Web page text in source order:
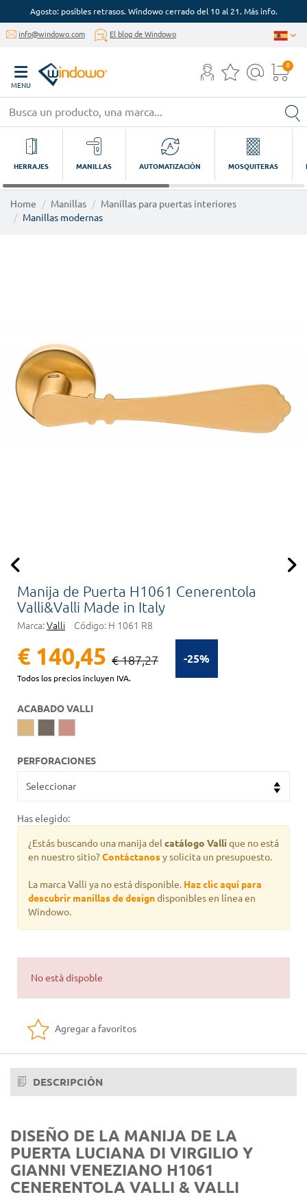
Agosto: posibles retrasos. Windowo cerrado del 10 al 21. Más info.
info@windowo.com El blog de Windowo
MENU
0
HERRAJES MANILLAS AUTOMATIZACIÓN MOSQUITERAS
Home Manillas
Manillas para puertas interiores
Manillas modernas
Manija de Puerta H1061 Cenerentola
Valli&Valli Made in Italy
Marca:Valli Código: H 1061 R8
-25%
€ 140,45 € 187,27
Todos los precios incluyen IVA.
ACABADO VALLI
PERFORACIONES
Has elegido:
¿Estás buscando una manija del catálogo Valli que no está
en nuestro sitio?Contáctanosy solicita un presupuesto.
La marca Valli ya no está disponible. Haz clic aquí para
descubrir manillas de designdisponibles en línea en
Windowo.
No està dispoble
Agregar a favoritos
DESCRIPCIÒN
DISEÑO DE LA MANIJA DE LA
PUERTA LUCIANA DI VIRGILIO Y
GIANNI VENEZIANO H1061
CENERENTOLA VALLI & VALLI